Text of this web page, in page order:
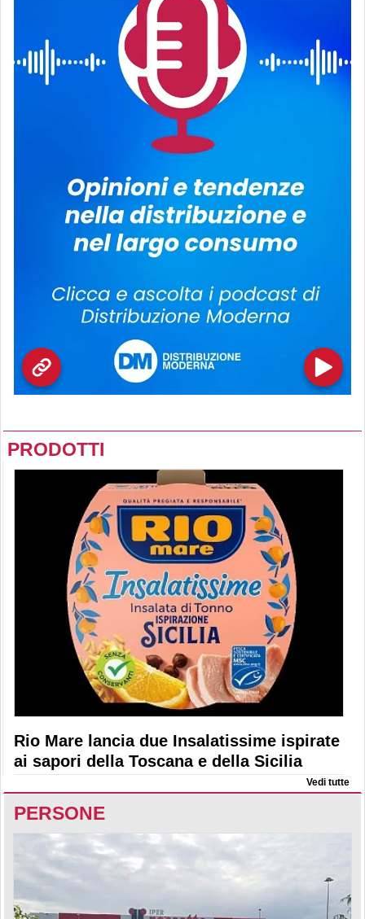
PRODOTTI
Rio Mare lancia due Insalatissime ispirate
ai sapori della Toscana e della Sicilia
Vedi tutte
PERSONE